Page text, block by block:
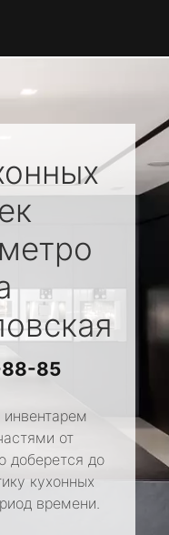
метро
85
от
доберется до
кухонных
времени.